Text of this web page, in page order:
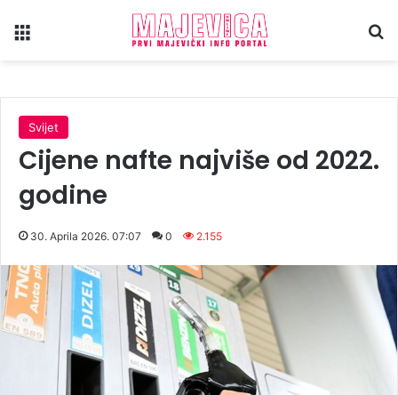
Svijet
Cijene nafte najviše od 2022.
godine
30. Aprila 2026. 07:07 0 2.155